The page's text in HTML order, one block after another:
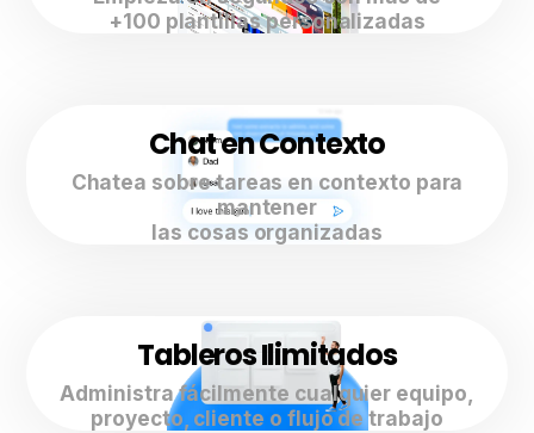
+100 plantillas personalizadas
Chat en Contexto
Chatea sobre tareas en contexto para
mantener
las cosas organizadas
Tableros Ilimitados
Administra fácilmente cualquier equipo,
proyecto, cliente o flujo de trabajo